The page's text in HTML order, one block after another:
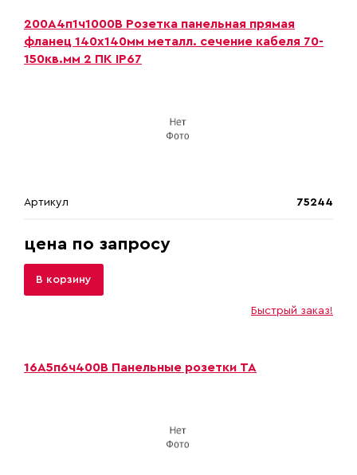
200А4п1ч1000B Розетка панельная прямая
фланец 140х140мм металл. сечение кабеля 70-
150кв.мм 2 ПК IP67
Артикул 75244
цена по запросу
В корзину
Быстрый заказ!
16А5п6ч400В Панельные розетки ТА